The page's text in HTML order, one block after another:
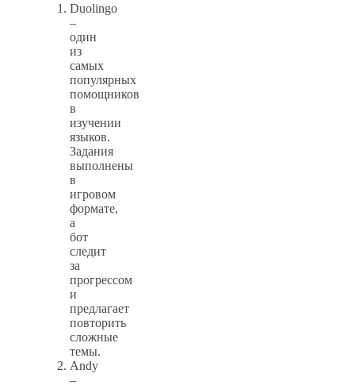
Duolingo
–
один
из
самых
популярных
помощников
в
изучении
языков.
Задания
выполнены
в
игровом
формате,
а
бот
следит
за
прогрессом
и
предлагает
повторить
сложные
темы.
Andy
–